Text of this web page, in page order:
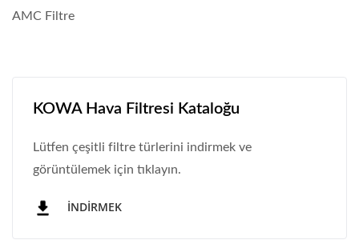
AMC Filtre
KOWA Hava Filtresi Kataloğu
Lütfen çeşitli filtre türlerini indirmek ve
görüntülemek için tıklayın.
İNDIRMEK